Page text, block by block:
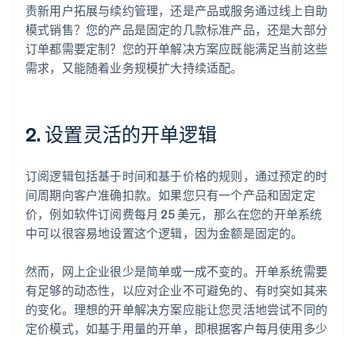
责新用户拓展与续约管理，还是产品或服务通过线上自助
模式销售？您的产品是固定的几款标准产品，还是大部分
订单都需要定制？您的开单解决方案应既能满足当前这些
需求，又能随着业务规模扩大持续适配。
2. 设置灵活的开单逻辑
订阅逻辑包括基于时间和基于价格的规则，通过预定的时
间周期向客户准确扣款。如果您只有一个产品和固定定
价，例如软件订阅费每月 25 美元，那么在您的开单系统
中可以很容易地设置这个逻辑，因为金额是固定的。
然而，网上企业很少是简单或一成不变的。开单系统需要
有足够的动态性，以应对企业不可避免的、有时突如其来
的变化。理想的开单解决方案应能让您灵活地尝试不同的
定价模式，如基于用量的开单，即根据客户每月使用多少